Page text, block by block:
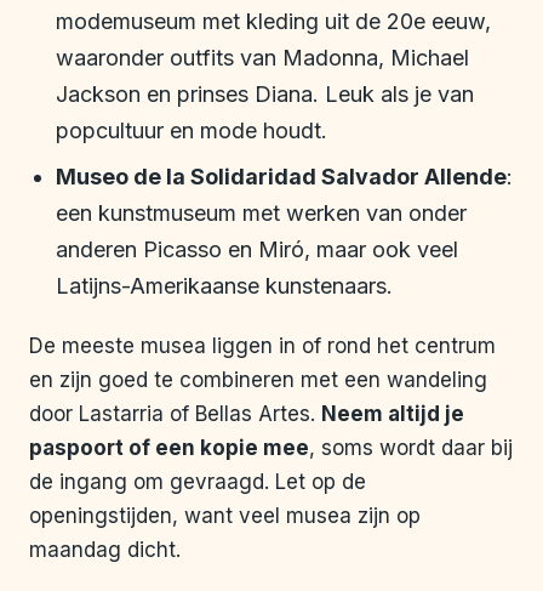
modemuseum met kleding uit de 20e eeuw,
waaronder outfits van Madonna, Michael
Jackson en prinses Diana. Leuk als je van
popcultuur en mode houdt.
Museo de la Solidaridad Salvador Allende:
een kunstmuseum met werken van onder
anderen Picasso en Miró, maar ook veel
Latijns-Amerikaanse kunstenaars.
De meeste musea liggen in of rond het centrum
en zijn goed te combineren met een wandeling
door Lastarria of Bellas Artes. Neem altijd je
paspoort of een kopie mee, soms wordt daar bij
de ingang om gevraagd. Let op de
openingstijden, want veel musea zijn op
maandag dicht.